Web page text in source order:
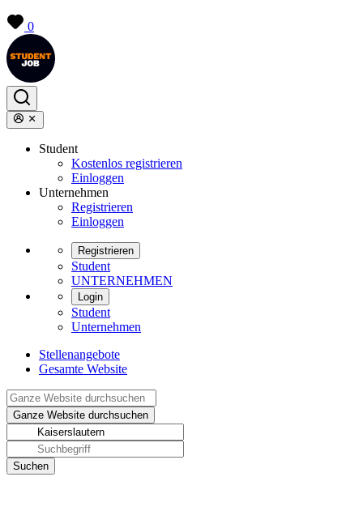
0
Student
Kostenlos registrieren
Einloggen
Unternehmen
Registrieren
Einloggen
Registrieren
Student
UNTERNEHMEN
Login
Student
Unternehmen
Stellenangebote
Gesamte Website